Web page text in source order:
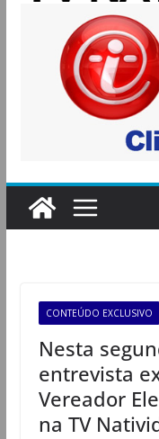
CONTEÚDO EXCLUSIVO
Nesta
entrevista
Vereador
na TV